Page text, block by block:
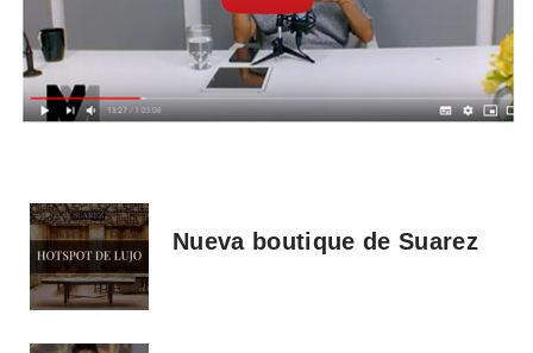
Nueva boutique de Suarez